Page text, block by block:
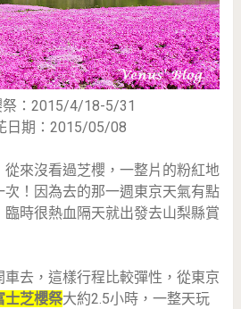
祭：2015/4/18-5/31
日期：2015/05/08
來沒看過芝櫻，一整片的粉紅地
！因為去的那一週東京天氣有點
時很熱血隔天就出發去山梨縣賞
去，這樣行程比較彈性，從東京
士芝櫻祭大約2.5小時，一整天玩